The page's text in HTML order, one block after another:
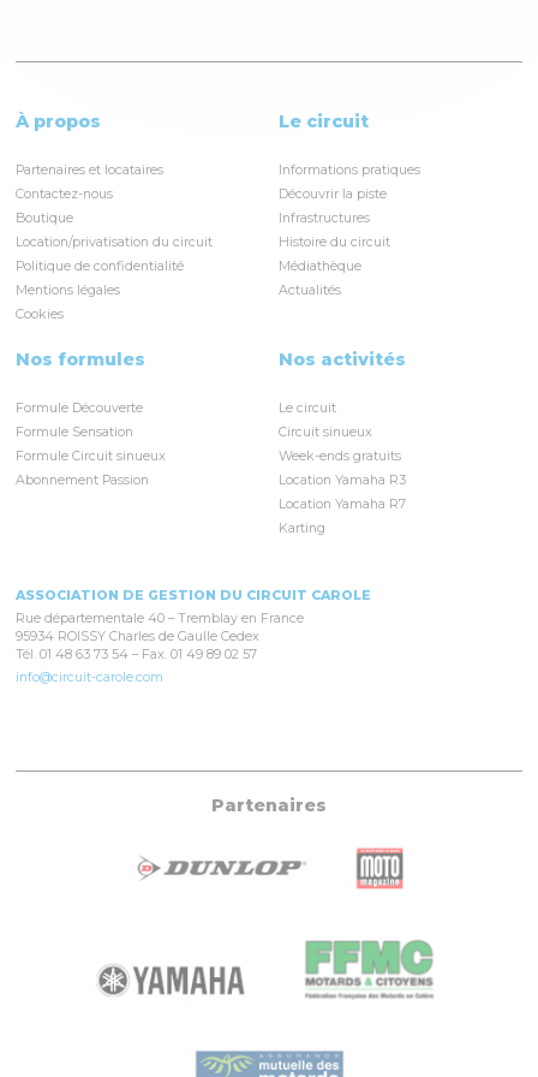
À propos
Partenaires et locataires
Contactez-nous
Boutique
Location/privatisation du circuit
Politique de confidentialité
Mentions légales
Cookies
Le circuit
Informations pratiques
Découvrir la piste
Infrastructures
Histoire du circuit
Médiathèque
Actualités
Nos formules
Formule Découverte
Formule Sensation
Formule Circuit sinueux
Abonnement Passion
Nos activités
Le circuit
Circuit sinueux
Week-ends gratuits
Location Yamaha R3
Location Yamaha R7
Karting
ASSOCIATION DE GESTION DU CIRCUIT CAROLE
Rue départementale 40 – Tremblay en France
95934 ROISSY Charles de Gaulle Cedex
Tél. 01 48 63 73 54 – Fax. 01 49 89 02 57
info@circuit-carole.com
Partenaires